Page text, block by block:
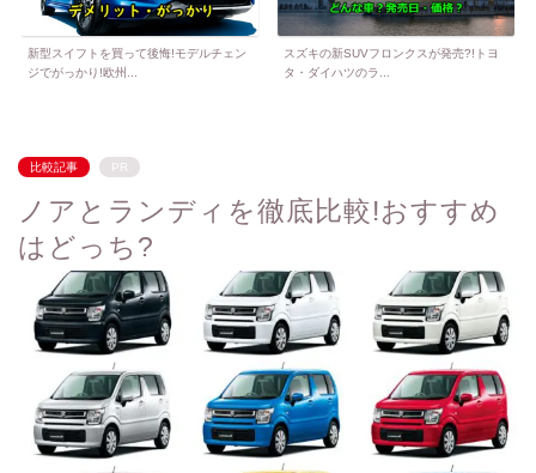
新型スイフトを買って後悔!モデルチェン
ジでがっかり!欧州...
スズキの新SUVフロンクスが発売?!トヨ
タ・ダイハツのラ...
比較記事 PR
ノアとランディを徹底比較!おすすめ
はどっち?